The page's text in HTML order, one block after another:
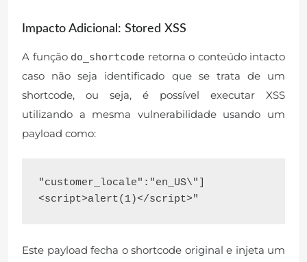
Impacto Adicional: Stored XSS
A função do_shortcode retorna o conteúdo intacto
caso não seja identificado que se trata de um
shortcode, ou seja, é possível executar XSS
utilizando a mesma vulnerabilidade usando um
payload como:
"customer_locale":"en_US\"]
Este payload fecha o shortcode original e injeta um